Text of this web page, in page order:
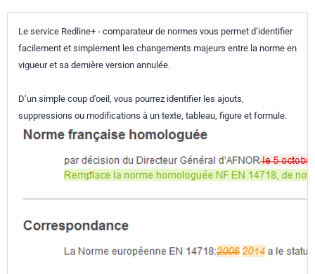
Le service Redline+ - comparateur de normes vous permet d’identifier
facilement et simplement les changements majeurs entre la norme en
vigueur et sa dernière version annulée.
D’un simple coup d’oeil, vous pourrez identifier les ajouts,
suppressions ou modifications à un texte, tableau, figure et formule.